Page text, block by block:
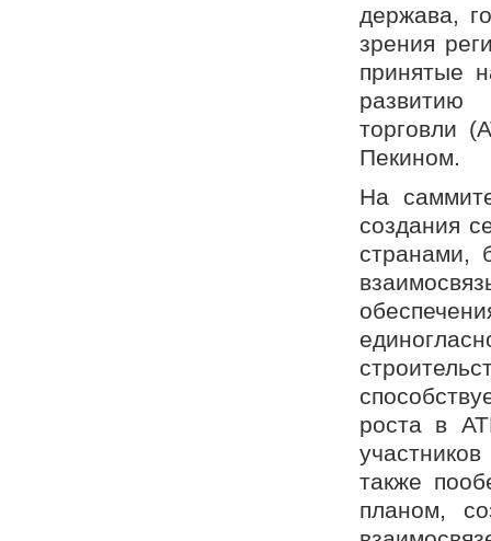
держава,
зрения
принятые
развитию
торговли
Пекином.
На
создания
странами,
роста в
также
планом,